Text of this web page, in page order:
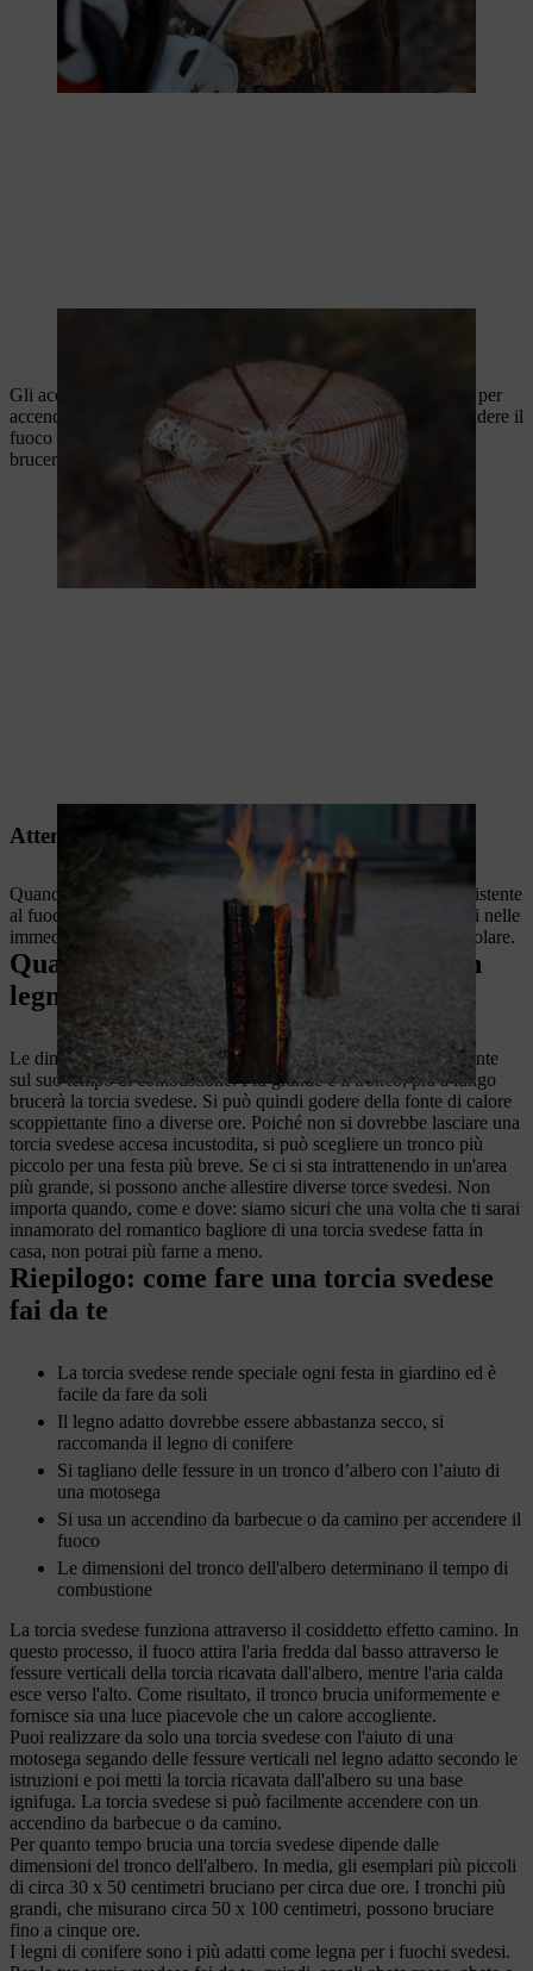
Gli accendini da barbecue o i giornali accartocciati sono adatti per
accendere la torcia svedese. Inserire l'innesco al centro e accendere il
fuoco svedese. A seconda delle dimensioni del tronco, il fuoco
brucerà tra le 2 e le 5 ore.
Attenzione quando si brucia
Quando si brucia, assicurarsi di utilizzare una base sicura e resistente
al fuoco. Inoltre, non ci dovrebbero essere oggetti infiammabili nelle
immediate vicinanze del fuoco svedese. Le scintille possono volare.
Quanto dura il fuoco: torcia svedese in
legno in formato grande o piccolo
Le dimensioni della torcia svedese in legno incidono direttamente
sul suo tempo di combustione. Più grande è il tronco, più a lungo
brucerà la torcia svedese. Si può quindi godere della fonte di calore
scoppiettante fino a diverse ore. Poiché non si dovrebbe lasciare una
torcia svedese accesa incustodita, si può scegliere un tronco più
piccolo per una festa più breve. Se ci si sta intrattenendo in un'area
più grande, si possono anche allestire diverse torce svedesi. Non
importa quando, come e dove: siamo sicuri che una volta che ti sarai
innamorato del romantico bagliore di una torcia svedese fatta in
casa, non potrai più farne a meno.
Riepilogo: come fare una torcia svedese
fai da te
La torcia svedese rende speciale ogni festa in giardino ed è
facile da fare da soli
Il legno adatto dovrebbe essere abbastanza secco, si
raccomanda il legno di conifere
Si tagliano delle fessure in un tronco d’albero con l’aiuto di
una motosega
Si usa un accendino da barbecue o da camino per accendere il
fuoco
Le dimensioni del tronco dell'albero determinano il tempo di
combustione
La torcia svedese funziona attraverso il cosiddetto effetto camino. In
questo processo, il fuoco attira l'aria fredda dal basso attraverso le
fessure verticali della torcia ricavata dall'albero, mentre l'aria calda
esce verso l'alto. Come risultato, il tronco brucia uniformemente e
fornisce sia una luce piacevole che un calore accogliente.
Puoi realizzare da solo una torcia svedese con l'aiuto di una
motosega segando delle fessure verticali nel legno adatto secondo le
istruzioni e poi metti la torcia ricavata dall'albero su una base
ignifuga. La torcia svedese si può facilmente accendere con un
accendino da barbecue o da camino.
Per quanto tempo brucia una torcia svedese dipende dalle
dimensioni del tronco dell'albero. In media, gli esemplari più piccoli
di circa 30 x 50 centimetri bruciano per circa due ore. I tronchi più
grandi, che misurano circa 50 x 100 centimetri, possono bruciare
fino a cinque ore.
I legni di conifere sono i più adatti come legna per i fuochi svedesi.